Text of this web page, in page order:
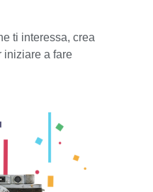
ti interessa, crea
iniziare a fare